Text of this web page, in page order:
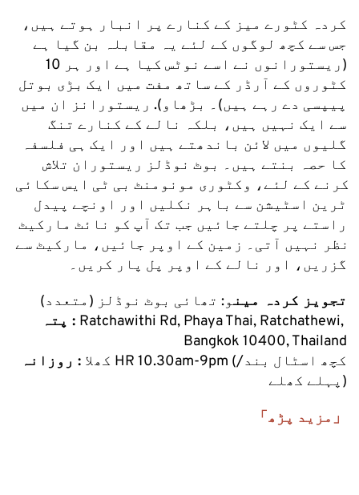
گزریں، اور نالے کے اوپر پل پار کریں۔
تجویز کردہ مینو: تھائی بوٹ نوڈلز (متعدد)
پتہ : Ratchawithi Rd, Phaya Thai, Ratchathewi,
Bangkok 10400, Thailand
کھلا : روزانہ
HR 10.30am-9pm (کچھ اسٹال بند/
پہلے کھلے)
「مزید پڑھ」